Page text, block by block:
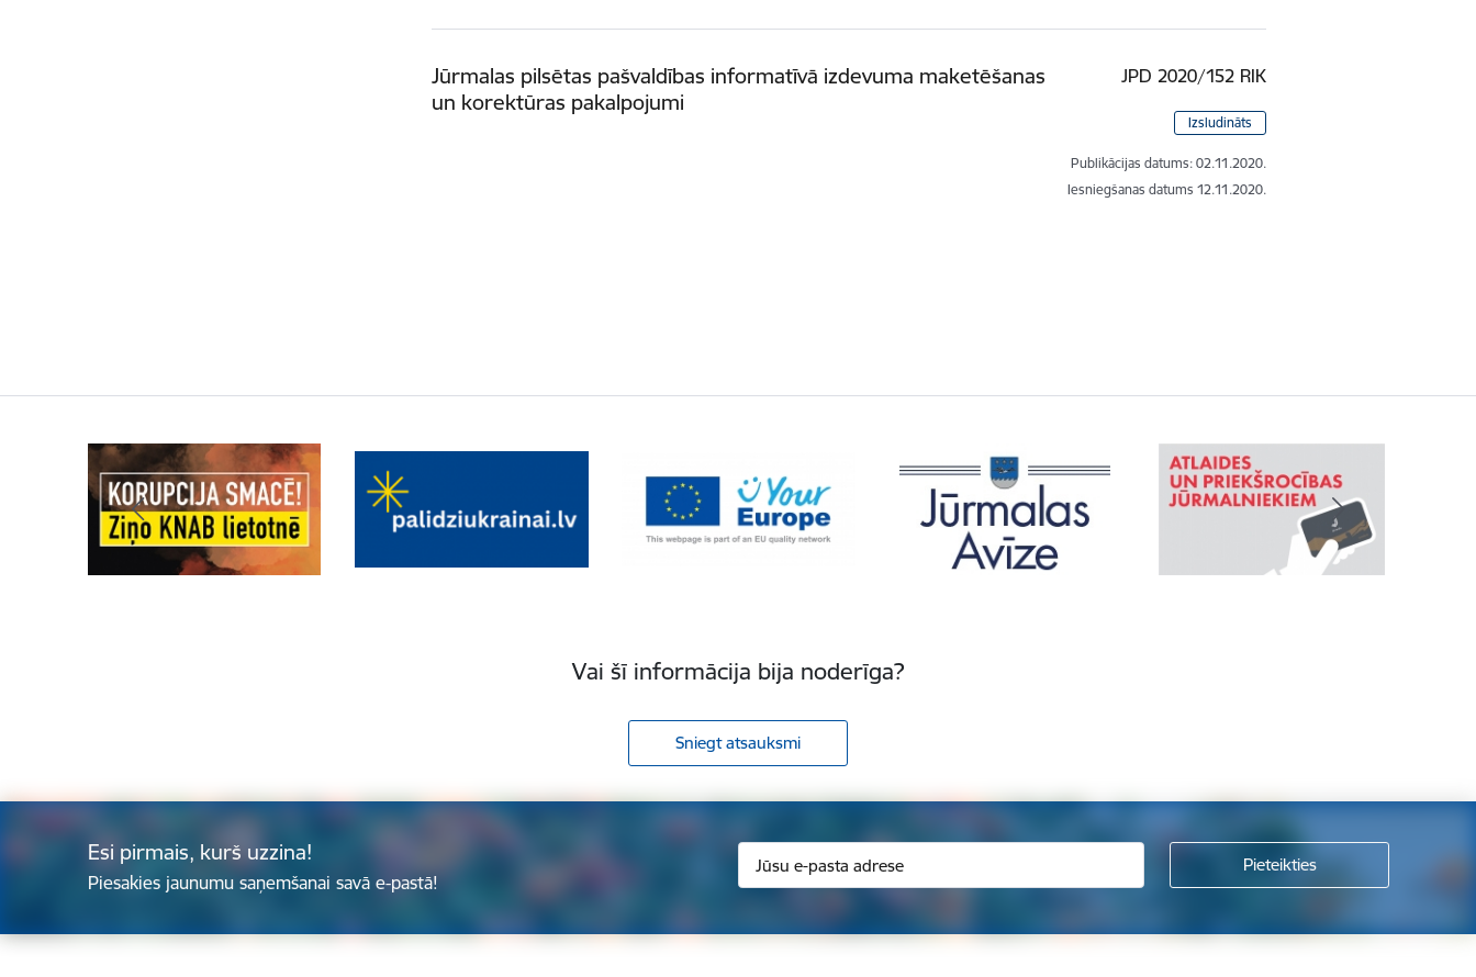
Jūrmalas pilsētas pašvaldības informatīvā izdevuma maketēšanas
un korektūras pakalpojumi
JPD 2020/152 RIK
Izsludināts
Publikācijas datums: 02.11.2020.
Iesniegšanas datums 12.11.2020.
Vai šī informācija bija noderīga?
Sniegt atsauksmi
Esi pirmais, kurš uzzina!
Piesakies jaunumu saņemšanai savā e-pastā!